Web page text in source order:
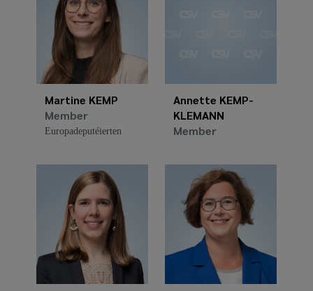
Martine KEMP
Member
Europadeputéierten
Annette KEMP-
KLEMANN
Member